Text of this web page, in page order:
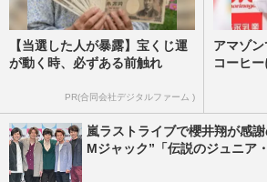
【当選した人が暴露】宝くじ運
が動く時、必ずある前触れ
PR(合同会社デジタルファーム )
アマゾ
コーヒ
嵐ラストライブで櫻井翔が感
Mジャック”「伝説のジュニア